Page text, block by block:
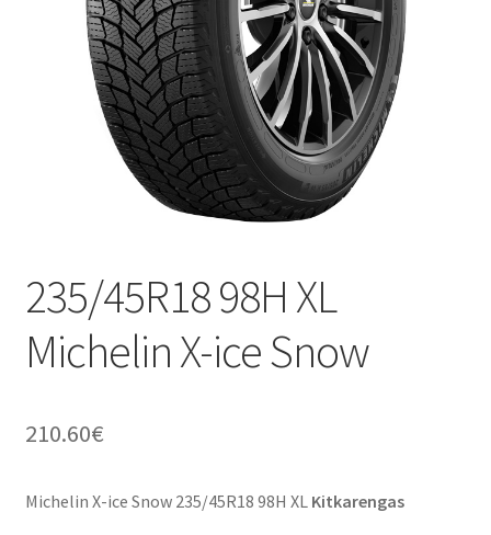
235/45R18 98H XL
Michelin X-ice Snow
210.60€
Michelin X-ice Snow 235/45R18 98H XL Kitkarengas